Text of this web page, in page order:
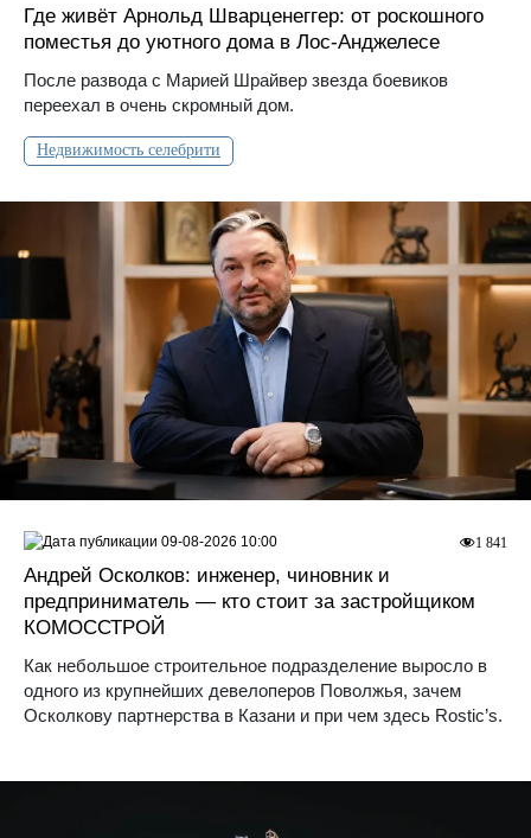
Где живёт Арнольд Шварценеггер: от роскошного
поместья до уютного дома в Лос‑Анджелесе
После развода с Марией Шрайвер звезда боевиков
переехал в очень скромный дом.
Недвижимость селебрити
Андрей Осколков: инженер, чиновник и
предприниматель — кто стоит за застройщиком
КОМОССТРОЙ
Как небольшое строительное подразделение выросло в
одного из крупнейших девелоперов Поволжья, зачем
Осколкову партнерства в Казани и при чем здесь Rostic’s.
1 841
09-08-2026 10:00